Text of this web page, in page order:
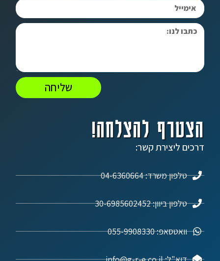
הצטרף להצלחה!
דרכים ליצירת קשר:
טלפון משרד: 04-6360664
טלפון ביוון: 30-6985602452
וואטסאפ: 055-9908330
שליחה